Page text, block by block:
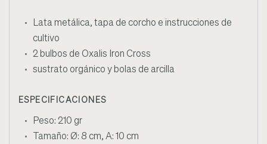
Lata metálica, tapa de corcho e instrucciones de
cultivo
2 bulbos de Oxalis Iron Cross
sustrato orgánico y bolas de arcilla
ESPECIFICACIONES
Peso: 210 gr
Tamaño: Ø: 8 cm, A: 10 cm